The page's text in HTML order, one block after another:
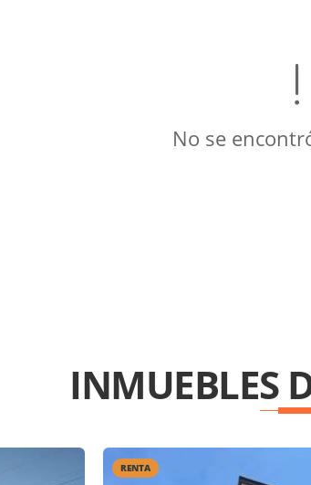
No se
INMUEBLES
RENTA